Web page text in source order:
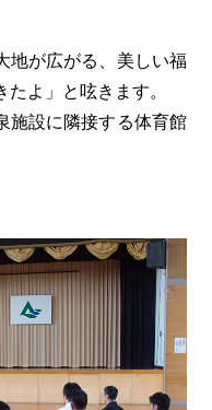
地が広がる、美しい福
よ」と呟きます。
施設に隣接する体育館